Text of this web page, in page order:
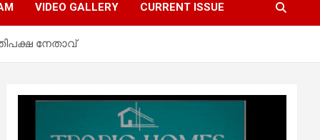
VIDEO GALLERY CURRENT ISSUE
നേതാവ്